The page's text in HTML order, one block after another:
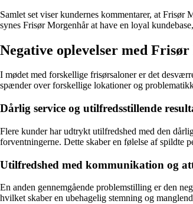
Samlet set viser kundernes kommentarer, at
synes Frisør Morgenhår at have en loyal
Negative oplevelser med
I mødet med forskellige frisørsaloner er det
spænder over forskellige lokationer og
Dårlig service og utilfredsstillende
Flere kunder har udtrykt utilfredshed med den
forventningerne. Dette skaber en følelse af spildte
Utilfredshed med kommunikation og
En anden gennemgående problemstilling er den
hvilket skaber en ubehagelig stemning og